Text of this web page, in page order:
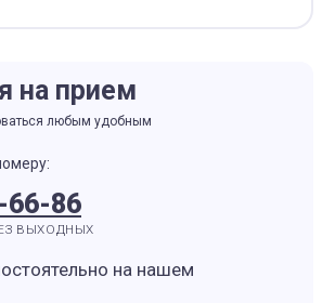
на прием
любым удобным
66-86
ВЫХОДНЫХ
на нашем